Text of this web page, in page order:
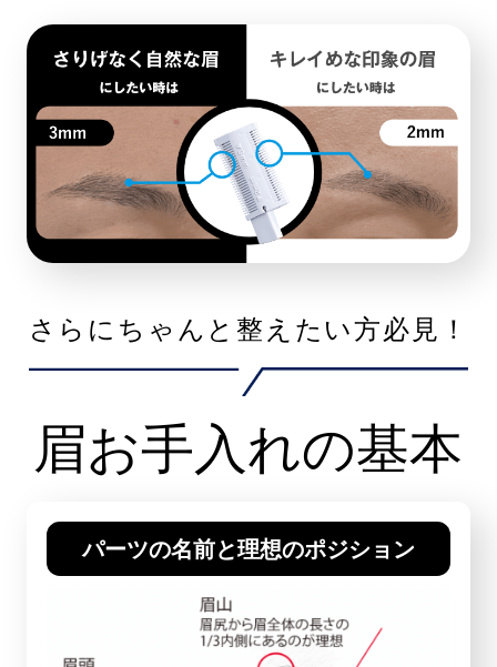
さらにちゃんと整えたい方必見！
眉お手入れの基本
パーツの名前と理想のポジション